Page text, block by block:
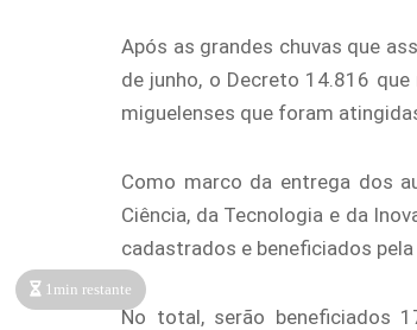
1min restante
Após as grandes chuvas que
de junho, o Decreto 14.816
miguelenses que foram
Como marco da entrega dos
Ciência, da Tecnologia e da
cadastrados e beneficiados
No total, serão beneficiados